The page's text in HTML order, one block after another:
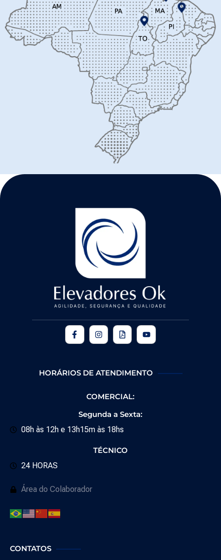
HORÁRIOS DE ATENDIMENTO
COMERCIAL:
Segunda a Sexta:
08h às 12h e 13h15m às 18hs
TÉCNICO
24 HORAS
Área do Colaborador
CONTATOS